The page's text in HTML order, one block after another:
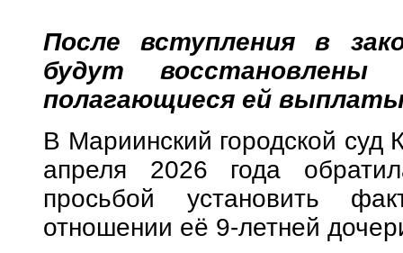
После вступления в
будут
полагающиеся ей
В Мариинский городской суд
апреля 2026 года
просьбой установить
отношении её 9-летней